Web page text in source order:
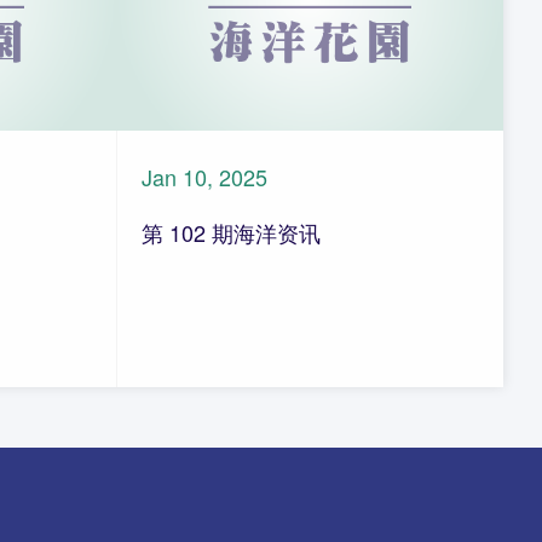
Jan 10, 2025
第 102 期海洋资讯